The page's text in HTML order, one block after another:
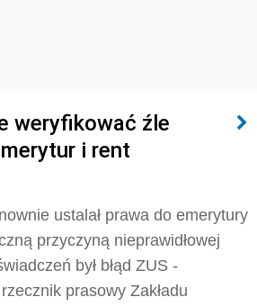
weryfikować źle
i rent
ustalał prawa do emerytury
przyczyną nieprawidłowej
był błąd ZUS -
prasowy Zakładu